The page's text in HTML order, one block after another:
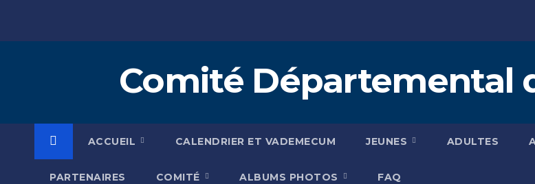
Comité Départemental
ACCUEIL CALENDRIER ET VADEMECUM JEUNES ADULTES
PARTENAIRES COMITÉ ALBUMS PHOTOS FAQ